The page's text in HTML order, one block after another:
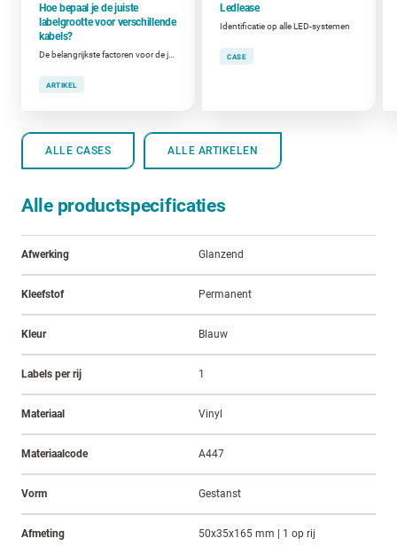
Hoe bepaal je de juiste
labelgrootte voor verschillende
kabels?
ARTIKEL
Ledlease
Identificatie op alle LED-systemen
CASE
ALLE CASES ALLE ARTIKELEN
Alle productspecificaties
Afwerking Glanzend
Kleefstof Permanent
Kleur Blauw
Labels per rij 1
Materiaal Vinyl
Materiaalcode A447
Vorm Gestanst
Afmeting 50x35x165 mm | 1 op rij